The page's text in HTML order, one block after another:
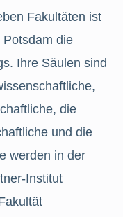
Fakultäten ist
die
Ihre Säulen sind
die
und die
werden in der
Institut